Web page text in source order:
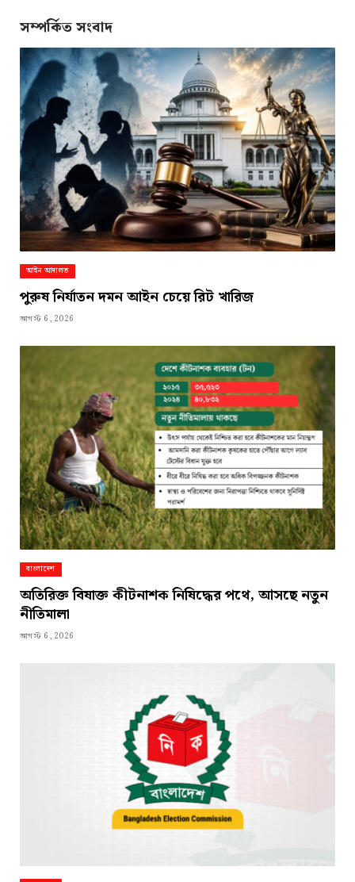
সম্পর্কিত সংবাদ
আইন আদালত
পুরুষ নির্যাতন দমন আইন চেয়ে রিট খারিজ
আগস্ট 6, 2026
বাংলাদেশ
অতিরিক্ত বিষাক্ত কীটনাশক নিষিদ্ধের পথে, আসছে নতুন
নীতিমালা
আগস্ট 6, 2026